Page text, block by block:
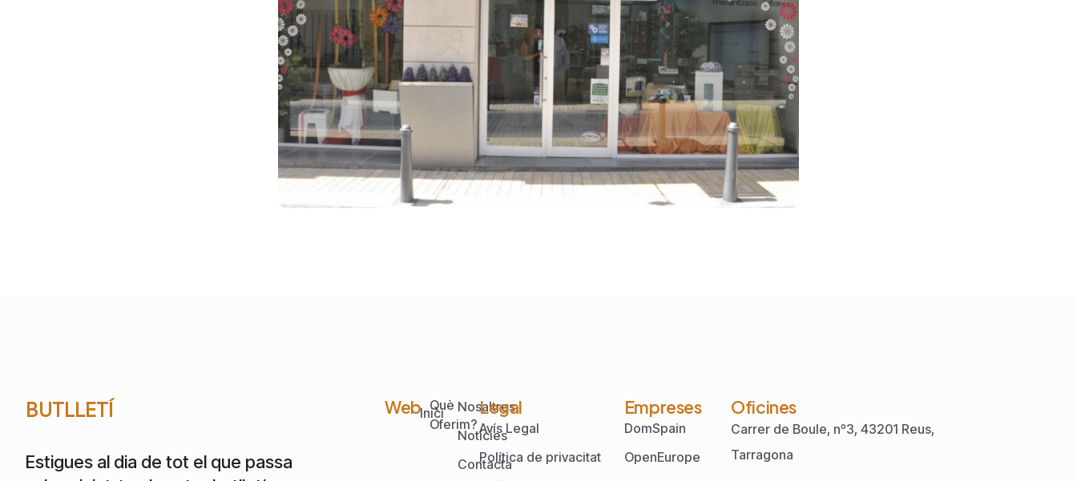
BUTLLETÍ
Estigues al dia de tot el que passa
WebInici
Què
Oferim?
Nosaltres
Notícies
Contacta
Legal
Avís Legal
Política de privacitat
Empreses
DomSpain
OpenEurope
Oficines
Carrer de Boule, nº3, 43201 Reus,
Tarragona